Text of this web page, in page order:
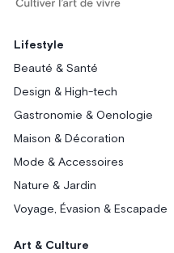
Lifestyle
Beauté & Santé
Design & High-tech
Gastronomie & Oenologie
Maison & Décoration
Mode & Accessoires
Nature & Jardin
Voyage, Évasion & Escapade
Art & Culture